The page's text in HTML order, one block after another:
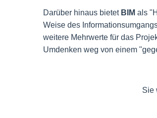
Darüber hinaus bietet BIM als
Weise des
weitere Mehrwerte für das
Umdenken weg von einem
Sie